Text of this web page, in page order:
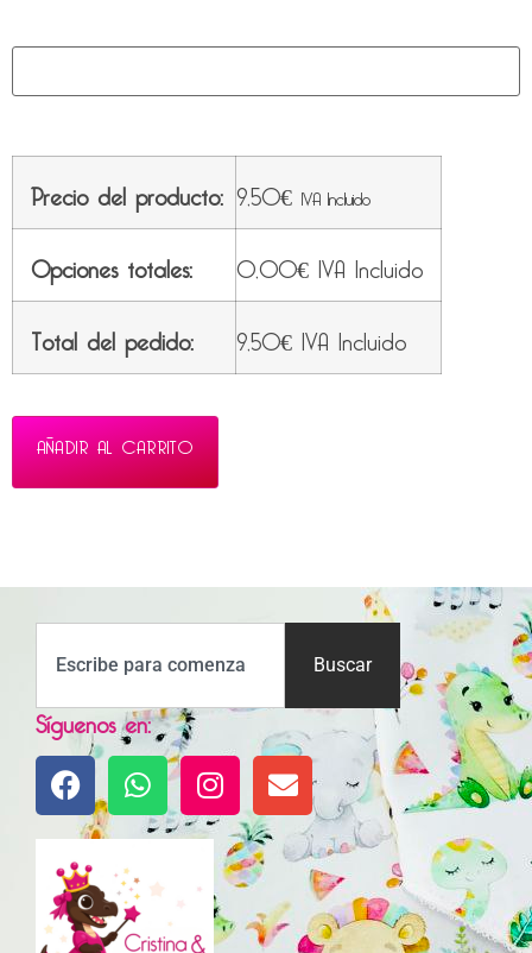
Precio del producto: 9,50€ IVA Incluido
Opciones totales: 0,00€ IVA Incluido
Total del pedido:
9,50€ IVA Incluido
AÑADIR AL CARRITO
Buscar
Síguenos en: